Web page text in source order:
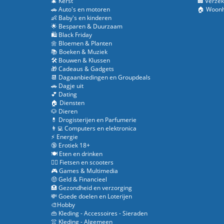
🚗 Auto's en motoren
👶 Baby's en kinderen
🌟 Besparen & Duurzaam
🛍️ Black Friday
🌼 Bloemen & Planten
📚 Boeken & Muziek
🛠️ Bouwen & Klussen
🎁 Cadeaus & Gadgets
📆 Dagaanbiedingen en Groupdeals
🚗 Dagje uit
💕 Dating
🏠 Diensten
🐶 Dieren
💊 Drogisterijen en Parfumerie
👨‍💻 Computers en elektronica
⚡ Energie
🔞 Erotiek 18+
🍽️ Eten en drinken
🚴‍♂️ Fietsen en scooters
🎮 Games & Multimedia
🤑 Geld & Financieel
🏥 Gezondheid en verzorging
💸 Goede doelen en Loterijen
🎨Hobby
👜 Kleding - Accessoires - Sieraden
👚 Kleding - Algemeen
🏠